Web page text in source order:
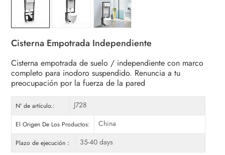
Cisterna Empotrada Independiente
Cisterna empotrada de suelo / independiente con marco
completo para inodoro suspendido. Renuncia a tu
preocupación por la fuerza de la pared
Nº de artículo.: J728
El Origen De Los Productos: China
Plazo de ejecución： 35-40 days